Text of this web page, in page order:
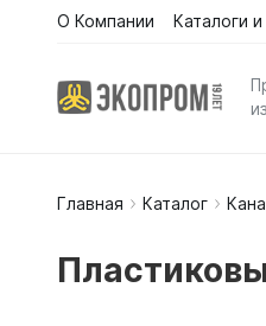
О Компании Каталоги
Главная Каталог